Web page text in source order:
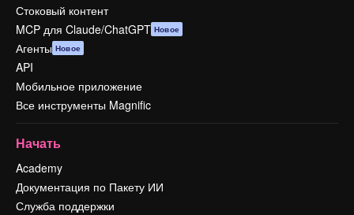
Стоковый контент
MCP для Claude/ChatGPT Новое
Агенты Новое
API
Мобильное приложение
Все инструменты Magnific
Начать
Academy
Документация по Пакету ИИ
Служба поддержки